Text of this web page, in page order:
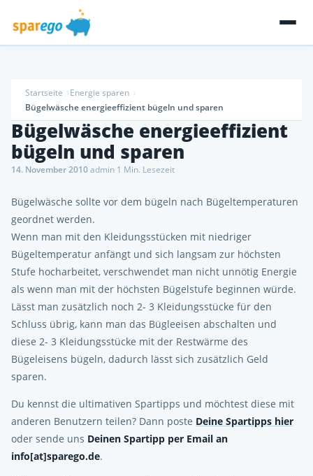
Startseite
Energie sparen
Bügelwäsche energieeffizient bügeln und sparen
Bügelwäsche energieeffizient
bügeln und sparen
14. November 2010·admin·1 Min. Lesezeit
Bügelwäsche sollte vor dem bügeln nach Bügeltemperaturen
geordnet werden.
Wenn man mit den Kleidungsstücken mit niedriger
Bügeltemperatur anfängt und sich langsam zur höchsten
Stufe hocharbeitet, verschwendet man nicht unnötig Energie
als wenn man mit der höchsten Bügelstufe beginnen würde.
Lässt man zusätzlich noch 2- 3 Kleidungsstücke für den
Schluss übrig, kann man das Bügleeisen abschalten und
diese 2- 3 Kleidungsstücke mit der Restwärme des
Bügeleisens bügeln, dadurch lässt sich zusätzlich Geld
sparen.
Du kennst die ultimativen Spartipps und möchtest diese mit
anderen Benutzern teilen? Dann poste Deine Spartipps hier
oder sende uns Deinen Spartipp per Email an
info[at]sparego.de.